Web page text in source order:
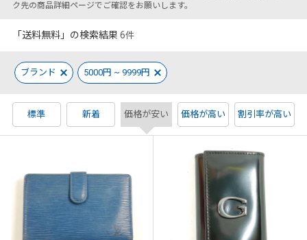
ク先の商品詳細ページでご確認をお願いします。
「送料無料」の検索結果 6件
ブランド 5000円 ~ 9999円
標準 新着 価格が安い 価格が高い 割引率が高い